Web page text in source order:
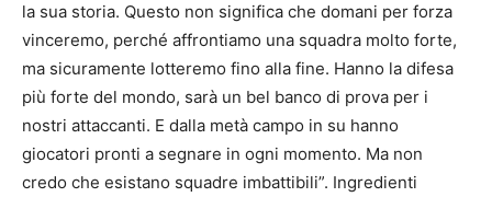
la sua storia. Questo non significa che domani per forza
vinceremo, perché affrontiamo una squadra molto forte,
ma sicuramente lotteremo fino alla fine. Hanno la difesa
più forte del mondo, sarà un bel banco di prova per i
nostri attaccanti. E dalla metà campo in su hanno
giocatori pronti a segnare in ogni momento. Ma non
credo che esistano squadre imbattibili”. Ingredienti